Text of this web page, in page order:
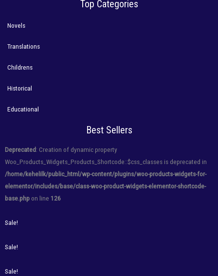
Top Categories
Novels
Translations
Childrens
Historical
Educational
Best Sellers
Deprecated: Creation of dynamic property
Woo_Products_Widgets_Products_Shortcode::$css_classes is deprecated in
/home/kehelilk/public_html/wp-content/plugins/woo-products-widgets-for-
elementor/includes/base/class-woo-product-widgets-elementor-shortcode-
base.php on line 126
Sale!
Sale!
Sale!